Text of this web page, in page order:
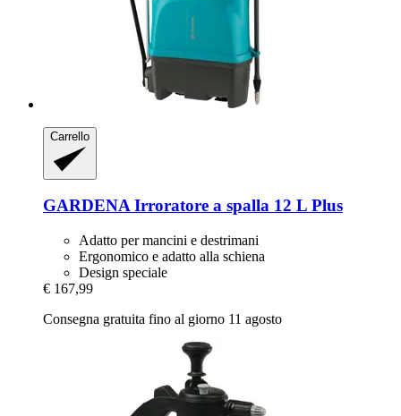
Carrello
GARDENAIrroratore a spalla 12 L Plus
Adatto per mancini e destrimani
Ergonomico e adatto alla schiena
Design speciale
€ 167,99
Consegna gratuita fino al giorno 11 agosto